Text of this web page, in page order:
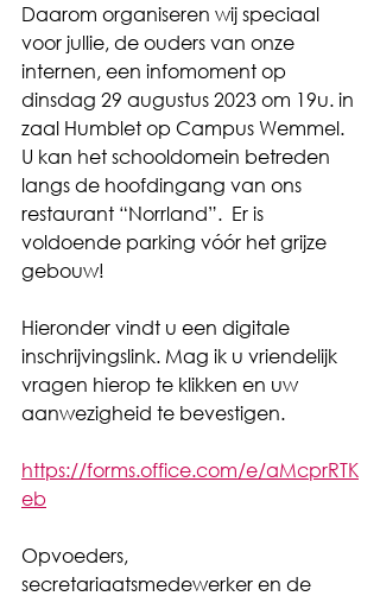
Daarom organiseren wij speciaal
voor jullie, de ouders van onze
internen, een infomoment op
dinsdag 29 augustus 2023 om 19u. in
zaal Humblet op Campus Wemmel.
U kan het schooldomein betreden
langs de hoofdingang van ons
restaurant “Norrland”.  Er is
voldoende parking vóór het grijze
gebouw!
Hieronder vindt u een digitale
inschrijvingslink. Mag ik u vriendelijk
vragen hierop te klikken en uw
aanwezigheid te bevestigen.
https://forms.office.com/e/aMcprRTK
eb
Opvoeders,
secretariaatsmedewerker en de